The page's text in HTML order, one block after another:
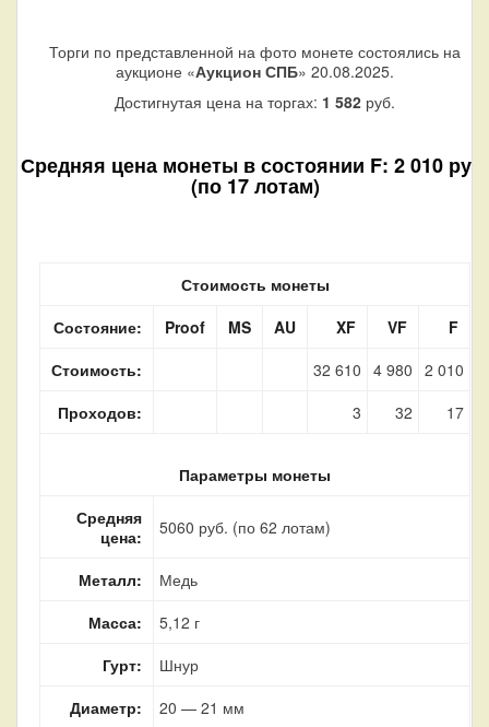
Торги по представленной на фото монете состоялись на
аукционе «Аукцион СПБ» 20.08.2025.
Достигнутая цена на торгах: 1 582 руб.
Средняя цена монеты в состоянии F: 2 010 руб.
(по 17 лотам)
Стоимость монеты
Состояние:
Proof MS AU XF VF
F
Стоимость:
32 610 4 980 2 010
Проходов:
3 32 17
Параметры монеты
Средняя
цена:
5060 руб. (по 62 лотам)
Металл:
Медь
Масса:
5,12 г
Гурт:
Шнур
Диаметр:
20 — 21 мм